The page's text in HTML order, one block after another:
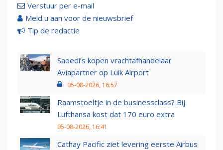
Verstuur per e-mail
Meld u aan voor de nieuwsbrief
Tip de redactie
Saoedi’s kopen vrachtafhandelaar
Aviapartner op Luik Airport
05-08-2026, 16:57
Raamstoeltje in de businessclass? Bij
Lufthansa kost dat 170 euro extra
05-08-2026, 16:41
Cathay Pacific ziet levering eerste Airbus